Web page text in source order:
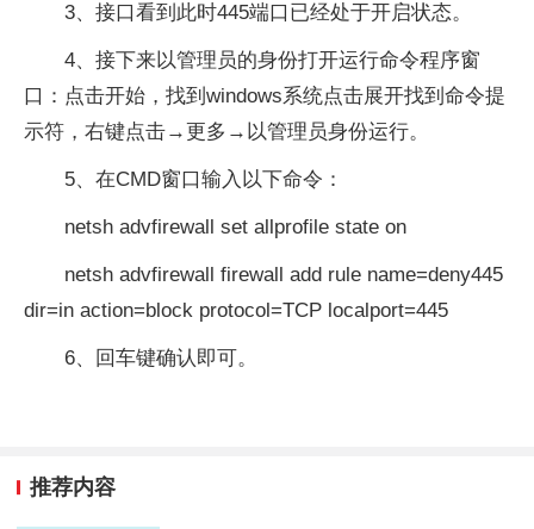
3、接口看到此时445端口已经处于开启状态。
4、接下来以管理员的身份打开运行命令程序窗
口：点击开始，找到windows系统点击展开找到命令提
示符，右键点击→更多→以管理员身份运行。
5、在CMD窗口输入以下命令：
netsh advfirewall set allprofile state on
netsh advfirewall firewall add rule name=deny445
dir=in action=block protocol=TCP localport=445
6、回车键确认即可。
推荐内容